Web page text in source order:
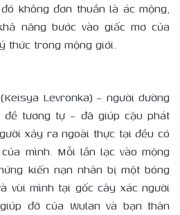
không đơn thuần là ác mộng,
năng bước vào giấc mơ của
thức trong mộng giới.
Levronka) – người dường
đề tương tự – đã giúp cậu phát
xảy ra ngoài thực tại đều có
mình. Mỗi lần lạc vào mộng
kiến nạn nhân bị một bóng
vùi mình tại gốc cây xác người
đỡ của Wulan và bạn thân